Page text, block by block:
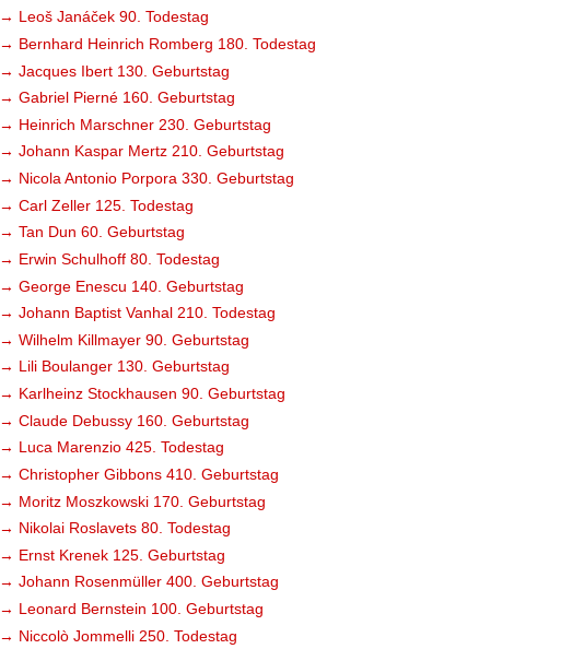
→ Leoš Janáček 90. Todestag
→ Bernhard Heinrich Romberg 180. Todestag
→ Jacques Ibert 130. Geburtstag
→ Gabriel Pierné 160. Geburtstag
→ Heinrich Marschner 230. Geburtstag
→ Johann Kaspar Mertz 210. Geburtstag
→ Nicola Antonio Porpora 330. Geburtstag
→ Carl Zeller 125. Todestag
→ Tan Dun 60. Geburtstag
→ Erwin Schulhoff 80. Todestag
→ George Enescu 140. Geburtstag
→ Johann Baptist Vanhal 210. Todestag
→ Wilhelm Killmayer 90. Geburtstag
→ Lili Boulanger 130. Geburtstag
→ Karlheinz Stockhausen 90. Geburtstag
→ Claude Debussy 160. Geburtstag
→ Luca Marenzio 425. Todestag
→ Christopher Gibbons 410. Geburtstag
→ Moritz Moszkowski 170. Geburtstag
→ Nikolai Roslavets 80. Todestag
→ Ernst Krenek 125. Geburtstag
→ Johann Rosenmüller 400. Geburtstag
→ Leonard Bernstein 100. Geburtstag
→ Niccolò Jommelli 250. Todestag